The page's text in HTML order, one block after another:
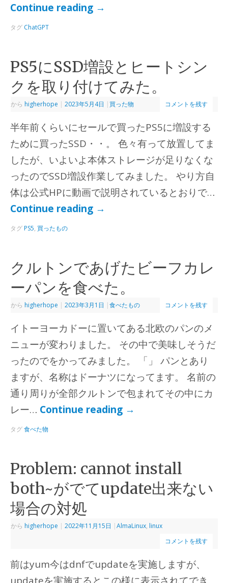
Continue reading →
タグ ChatGPT
PS5にSSD増設とヒートシン
クを取り付けてみた。
から higherhope | 2023年5月4日 | 買った物 コメントを残す
半年前くらいにセールで買ったPS5に増設する
ために買ったSSD・・。 色々有って放置してま
したが、いよいよ本体ストレージが足りなくな
ったのでSSD増設作業してみました。 やり方自
体は公式HPに動画で説明されているとおりで…
Continue reading →
タグ PS5, 買ったもの
クルトンであげたビーフカレ
ーパンを食べた。
から higherhope | 2023年3月1日 |食べたもの コメントを残す
イトーヨーカドーに置いてある北欧のパンのメ
ニューが変わりました。 その中で美味しそうだ
ったのでをかってみました。 「」 パンとあり
ますが、名称はドーナツになってます。 名前の
通り周りが全部クルトンで包まれてその中にカ
レー… Continue reading →
タグ食べた物
Problem: cannot install
both~がでてupdate出来ない
場合の対処
から higherhope | 2022年11月15日 |AlmaLinux, linux
コメントを残す
前はyum今はdnfでupdateを実施しますが、
updateを実施するとこの様に表示されてでき